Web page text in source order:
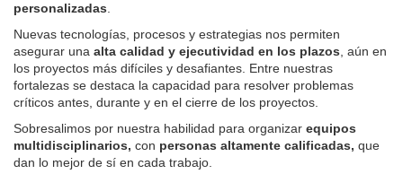
personalizadas
Nuevas tecnologías, procesos y estrategias nos permiten
asegurar una alta calidad y ejecutividad en los plazos , aún en
los proyectos más difíciles y desafiantes. Entre nuestras
fortalezas se destaca la capacidad para resolver problemas
críticos antes, durante y en el cierre de los proyectos.
Sobresalimos por nuestra habilidad para organizar equipos
multidisciplinarios, con personas altamente calificadas, que
dan lo mejor de sí en cada trabajo.